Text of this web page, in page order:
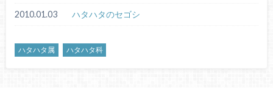
2010.01.03 ハタハタのセゴシ
ハタハタ属 ハタハタ科